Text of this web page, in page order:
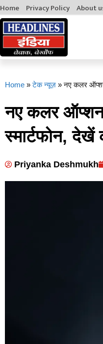
Home Privacy Policy About
Home » टेक न्यूज़ »नए कलर
नए कलर ऑप्शन
स्मार्टफोन,
Priyanka Deshmukh